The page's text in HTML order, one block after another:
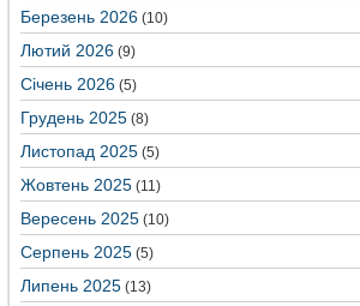
Березень 2026 (10)
Лютий 2026 (9)
Січень 2026 (5)
Грудень 2025 (8)
Листопад 2025 (5)
Жовтень 2025 (11)
Вересень 2025 (10)
Серпень 2025 (5)
Липень 2025 (13)